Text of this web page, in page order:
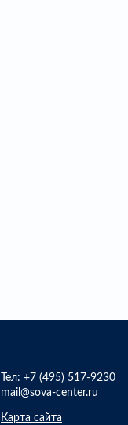
Тел: +7 (495) 517-9230
mail@sova-center.ru
Карта сайта